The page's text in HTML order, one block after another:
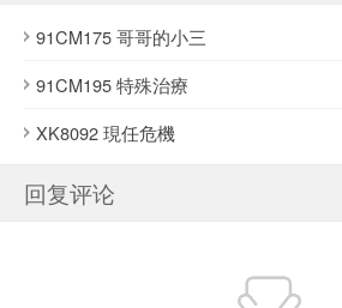
91CM175 哥哥的小三
91CM195 特殊治療
XK8092 現任危機
回复评论